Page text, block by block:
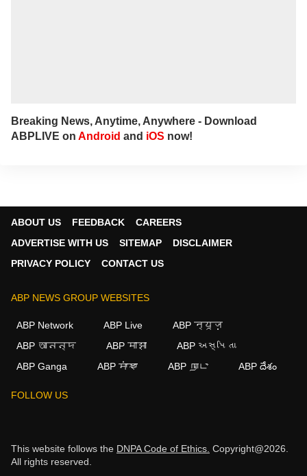
Breaking News, Anytime, Anywhere - Download
ABPLIVE on Android and iOS now!
ABOUT US FEEDBACK
CAREERS
ADVERTISE WITH US
SITEMAP
DISCLAIMER
PRIVACY POLICY
CONTACT US
ABP NEWS GROUP WEBSITES
ABP Network ABP Live
ABP न्यूज़
ABP আনন্দ
ABP माझा
ABP અસ્મિતા
ABP Ganga
ABP ਸਾਂਝਾ ABP நாடு ABP దేశం
FOLLOW US
This website follows the DNPA Code of Ethics. Copyright@2026.
All rights reserved.